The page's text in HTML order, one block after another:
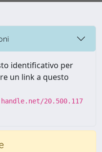
identificativo per
un link a questo
20.500.117